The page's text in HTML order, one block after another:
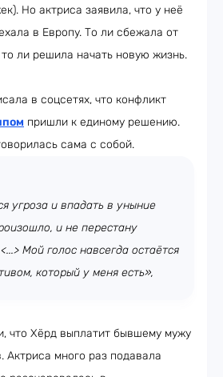
Но актриса заявила, что у неё
в Европу. То ли сбежала от
ли решила начать новую жизнь.
в соцсетях, что конфликт
пришли к единому решению.
сама с собой.
угроза и впадать в уныние
и не перестану
Мой голос навсегда остаётся
который у меня есть»,
что Хёрд выплатит бывшему мужу
Актриса много раз подавала